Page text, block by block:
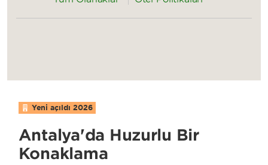
Yeni açıldı 2026
Antalya'da Huzurlu Bir
Konaklama